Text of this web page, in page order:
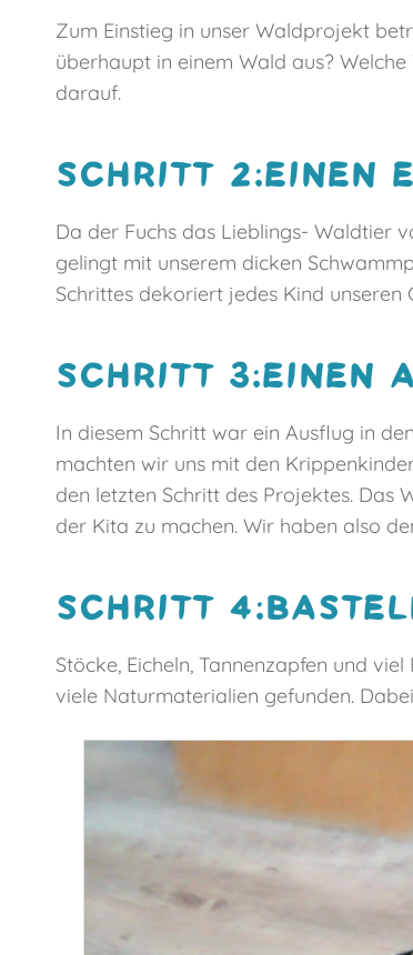
Zum Einstieg in unser Waldprojekt
überhaupt in einem Wald aus?
darauf.
SCHRITT 2:EINEN
Da der Fuchs das Lieblings- Waldtier
gelingt mit unserem dicken
Schrittes dekoriert jedes Kind unseren
SCHRITT 3:EINEN
In diesem Schritt war ein Ausflug in
machten wir uns mit den
den letzten Schritt des Projektes. Das
der Kita zu machen. Wir haben also
SCHRITT
Stöcke, Eicheln, Tannenzapfen und
viele Naturmaterialien gefunden.